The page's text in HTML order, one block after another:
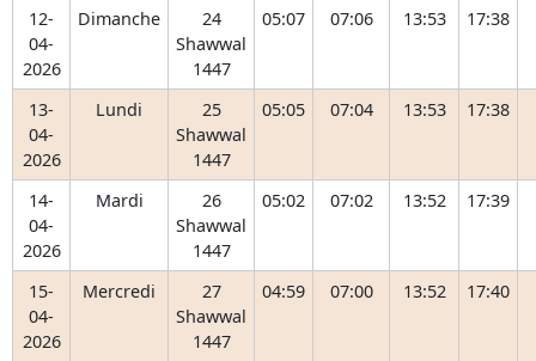
12-
04-
2026
Dimanche
24
Shawwal
1447
05:07 07:06 13:53 17:38
13-
04-
2026
Lundi
25
Shawwal
1447
05:05 07:04 13:53 17:38
14-
04-
2026
Mardi
26
Shawwal
1447
05:02 07:02 13:52 17:39
15-
04-
2026
Mercredi
27
Shawwal
1447
04:59 07:00 13:52 17:40